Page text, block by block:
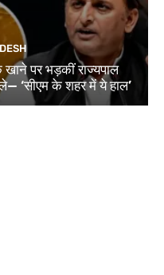
खाने पर भड़कीं राज्यपाल
‘सीएम के शहर में ये हाल’